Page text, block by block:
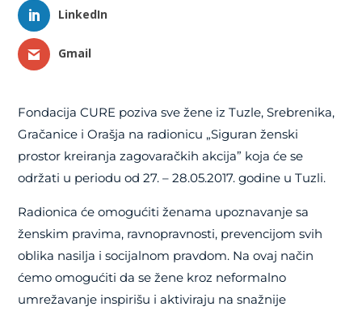
LinkedIn
Gmail
Fondacija CURE poziva sve žene iz Tuzle, Srebrenika,
Gračanice i Orašja na radionicu „Siguran ženski
prostor kreiranja zagovaračkih akcija” koja će se
održati u periodu od 27. – 28.05.2017. godine u Tuzli.
Radionica će omogućiti ženama upoznavanje sa
ženskim pravima, ravnopravnosti, prevencijom svih
oblika nasilja i socijalnom pravdom. Na ovaj način
ćemo omogućiti da se žene kroz neformalno
umrežavanje inspirišu i aktiviraju na snažnije